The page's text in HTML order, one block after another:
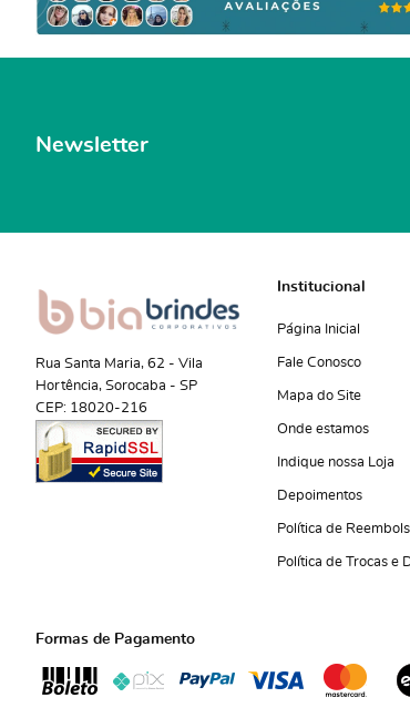
Newsletter
Rua Santa Maria, 62 - Vila
Hortência, Sorocaba - SP
CEP: 18020-216
Institucional
Página Inicial
Fale Conosco
Mapa do Site
Onde estamos
Indique nossa Loja
Depoimentos
Política de
Política de Trocas e
Formas de Pagamento